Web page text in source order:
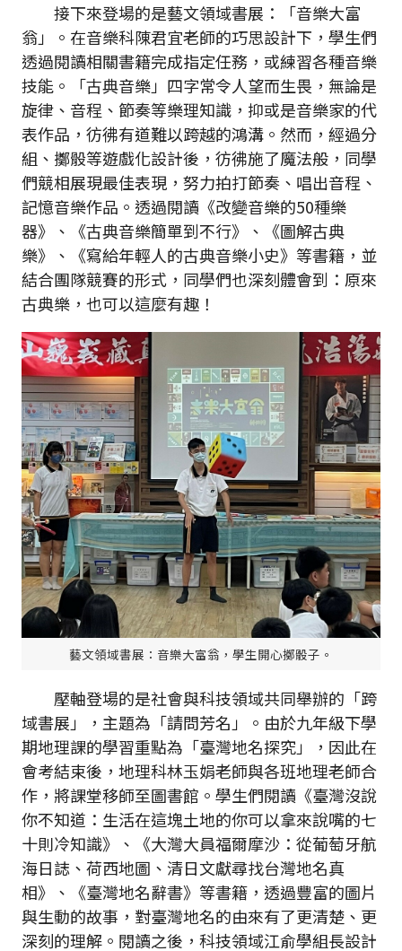
接下來登場的是藝文領域書展：「音樂大富
翁」。在音樂科陳君宜老師的巧思設計下，學生們
透過閱讀相關書籍完成指定任務，或練習各種音樂
技能。「古典音樂」四字常令人望而生畏，無論是
旋律、音程、節奏等樂理知識，抑或是音樂家的代
表作品，彷彿有道難以跨越的鴻溝。然而，經過分
組、擲骰等遊戲化設計後，彷彿施了魔法般，同學
們競相展現最佳表現，努力拍打節奏、唱出音程、
記憶音樂作品。透過閱讀《改變音樂的50種樂
器》、《古典音樂簡單到不行》、《圖解古典
樂》、《寫給年輕人的古典音樂小史》等書籍，並
結合團隊競賽的形式，同學們也深刻體會到：原來
古典樂，也可以這麼有趣！
藝文領域書展：音樂大富翁，學生開心擲骰子。
壓軸登場的是社會與科技領域共同舉辦的「跨
域書展」，主題為「請問芳名」。由於九年級下學
期地理課的學習重點為「臺灣地名探究」，因此在
會考結束後，地理科林玉娟老師與各班地理老師合
作，將課堂移師至圖書館。學生們閱讀《臺灣沒說
你不知道：生活在這塊土地的你可以拿來說嘴的七
十則冷知識》、《大灣大員福爾摩沙：從葡萄牙航
海日誌、荷西地圖、清日文獻尋找台灣地名真
相》、《臺灣地名辭書》等書籍，透過豐富的圖片
與生動的故事，對臺灣地名的由來有了更清楚、更
深刻的理解。閱讀之後，科技領域江俞學組長設計